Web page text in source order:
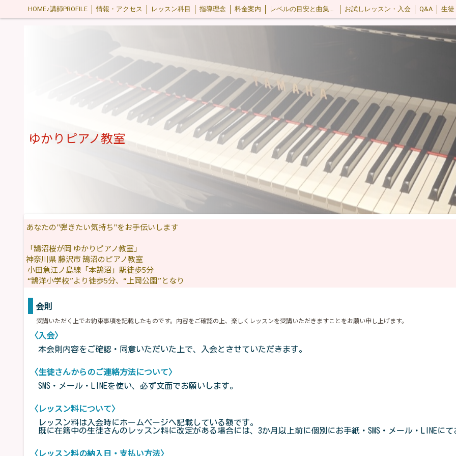
HOME♪講師PROFILE 情報・アクセス レッスン科目 指導理念 料金案内 レベルの目安と曲集・教材 お試しレッスン・入会 Q&A 生徒
ゆかりピアノ教室
あなたの"弾きたい気持ち"をお手伝いします
「鵠沼桜が岡 ゆかりピアノ教室」
神奈川県 藤沢市 鵠沼のピアノ教室
小田急江ノ島線「本鵠沼」駅徒歩5分
“鵠洋小学校”より徒歩5分、“上岡公園”となり
会則
受講いただく上でお約束事項を記載したものです。内容をご確認の上、楽しくレッスンを受講いただきますことをお願い申し上げます。
〈入会〉
本会則内容をご確認・同意いただいた上で、入会とさせていただきます。
〈生徒さんからのご連絡方法について〉
SMS・メール・LINEを使い、必ず文面でお願いします。
〈レッスン料について〉
レッスン料は入会時にホームページへ記載している額です。
既に在籍中の生徒さんのレッスン料に改定がある場合には、3か月以上前に個別にお手紙・SMS・メール・LINEにて
〈レッスン料の納入日・支払い方法〉